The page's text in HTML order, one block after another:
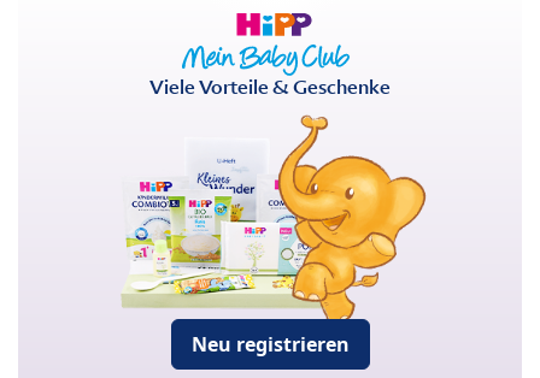
Viele Vorteile & Geschenke
Neu registrieren